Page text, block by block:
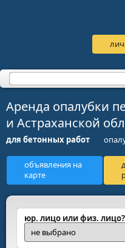
Аренда опалубки
и Астраханской
для бетонных работ
объявления на
карте
юр. лицо или физ. лицо?